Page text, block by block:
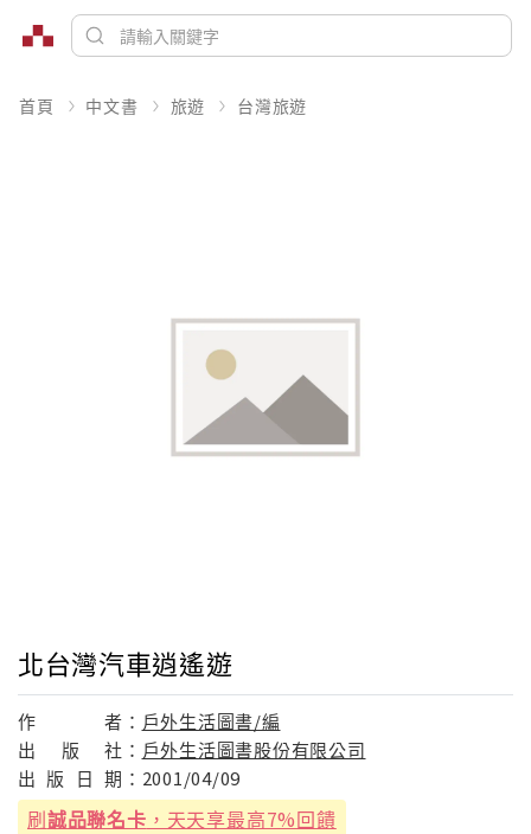
首頁 中文書 旅遊 台灣旅遊
北台灣汽車逍遙遊
作 者： 戶外生活圖書/編
出
版 社： 戶外生活圖書股份有限公司
出 版 日 期： 2001/04/09
刷誠品聯名卡 ，天天享最高7%回饋